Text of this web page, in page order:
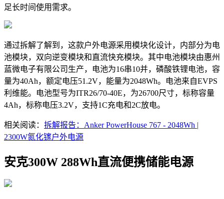
足长时间使用需求。
通过拆解了解到，这款户外电源采用模块化设计，内部分为电
池模块，双向逆变模块和直流快充模块。其中电池模块由惠州
蓝微电子有限公司生产，电池为16串10并，磷酸铁锂电池，容
量为40Ah，额定电压51.2V，能量为2048Wh。电池来自EVPS
利维能。电池型号为ITR26/70-40E，为26700尺寸，标称容量
4Ah，标称电压3.2V，支持1C充电和2C放电。
相关阅读： 拆解报告：Anker PowerHouse 767 - 2048Wh |
2300W氮化镓户外电源
安克300W 288Wh直流便携储能电源